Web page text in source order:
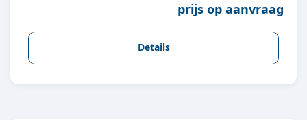
prijs op aanvraag
Details